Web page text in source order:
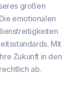
großen
emotionalen
Mit
Zukunft in den
ab.